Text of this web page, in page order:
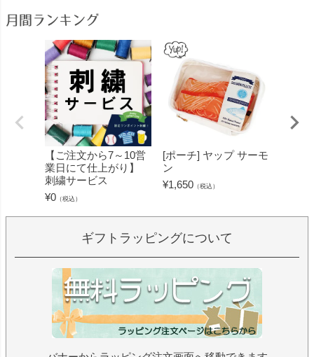
月間ランキング
【ご注文から7～10営
業日にて仕上がり】
刺繍サービス
¥0 （税込）
[ポーチ] ヤップ サーモ
ン
¥1,650 （税込）
ギフトラッピングについて